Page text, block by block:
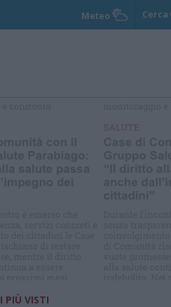
Meteo Cerca
I PIÙ VISTI